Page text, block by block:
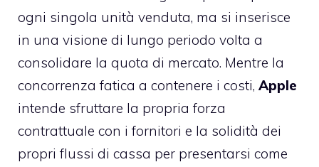
ogni singola unità venduta, ma si inserisce
in una visione di lungo periodo volta a
consolidare la quota di mercato. Mentre la
concorrenza fatica a contenere i costi, Apple
intende sfruttare la propria forza
contrattuale con i fornitori e la solidità dei
propri flussi di cassa per presentarsi come